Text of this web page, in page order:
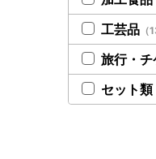
工芸品 （
旅行・チ
セット